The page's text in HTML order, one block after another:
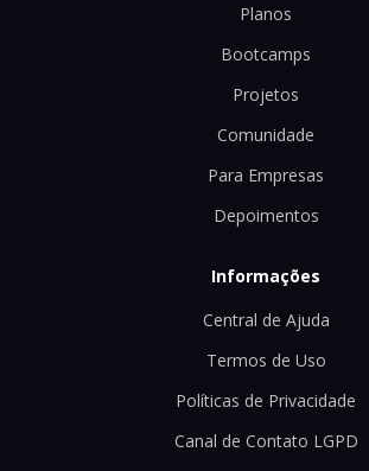
Planos
Bootcamps
Projetos
Comunidade
Para Empresas
Depoimentos
Informações
Central de Ajuda
Termos de Uso
Políticas de Privacidade
Canal de Contato LGPD